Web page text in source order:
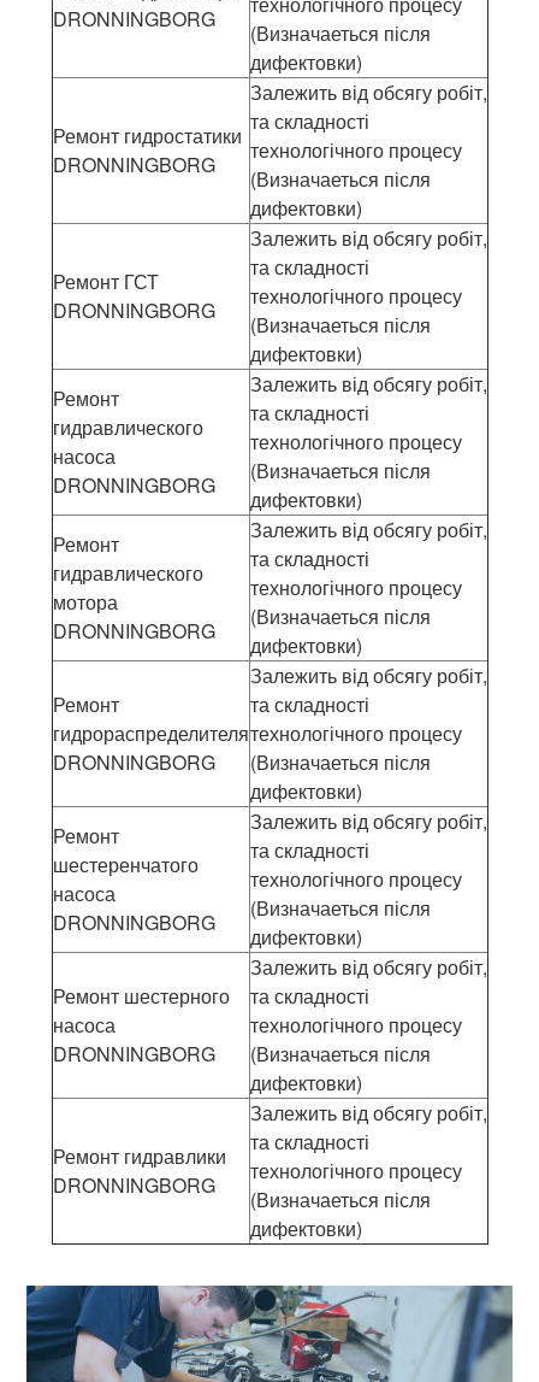
DRONNINGBORG
(Визначаеться після
дифектовки)
Ремонт гидростатики
DRONNINGBORG
Залежить від обсягу робіт,
та складності
технологічного процесу
(Визначаеться після
дифектовки)
Ремонт ГСТ
DRONNINGBORG
Залежить від обсягу робіт,
та складності
технологічного процесу
(Визначаеться після
дифектовки)
Ремонт
гидравлического
насоса
DRONNINGBORG
Залежить від обсягу робіт,
та складності
технологічного процесу
(Визначаеться після
дифектовки)
Ремонт
гидравлического
мотора
DRONNINGBORG
Залежить від обсягу робіт,
та складності
технологічного процесу
(Визначаеться після
дифектовки)
Ремонт
гидрораспределителя
DRONNINGBORG
Залежить від обсягу робіт,
та складності
технологічного процесу
(Визначаеться після
дифектовки)
Ремонт
шестеренчатого
насоса
DRONNINGBORG
Залежить від обсягу робіт,
та складності
технологічного процесу
(Визначаеться після
дифектовки)
Ремонт шестерного
насоса
DRONNINGBORG
Залежить від обсягу робіт,
та складності
технологічного процесу
(Визначаеться після
дифектовки)
Ремонт гидравлики
DRONNINGBORG
Залежить від обсягу робіт,
та складності
технологічного процесу
(Визначаеться після
дифектовки)